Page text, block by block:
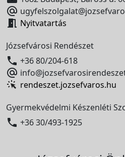

 Nyitvatartás
Józsefvárosi Rendészet
 +36 80/204-618

rendeszet.jozsefvaros.hu
Gyermekvédelmi Készenléti
 +36 30/493-1925